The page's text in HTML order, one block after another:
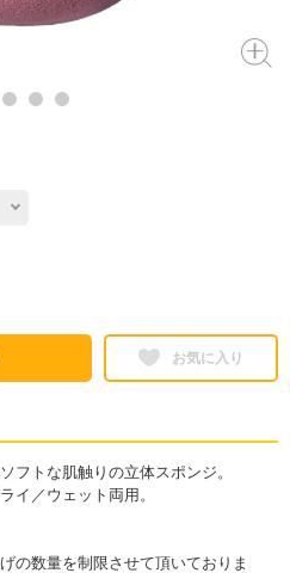
お気に入り
フトな肌触りの立体スポンジ。
イ／ウェット両用。
の数量を制限させて頂いておりま